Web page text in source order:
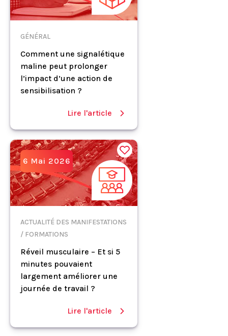
GÉNÉRAL
Comment une signalétique
maline peut prolonger
l’impact d’une action de
sensibilisation ?
Lire l'article
6 Mai 2026
ACTUALITÉ DES MANIFESTATIONS
/ FORMATIONS
Réveil musculaire – Et si 5
minutes pouvaient
largement améliorer une
journée de travail ?
Lire l'article